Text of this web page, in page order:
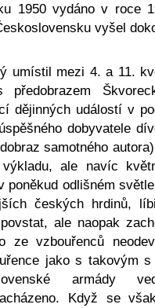
1950 vydáno v roce
vyšel
umístil mezi 4. a 11.
dějinných událostí v
dobyvatele
samotného
ale navíc
poněkud odlišném
českých hrdinů,
ale naopak
ze vzbouřenců
jako s takovým
armády
Když se